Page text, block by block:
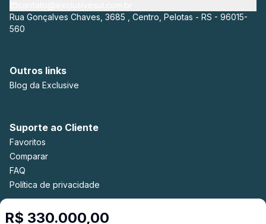
R$ 330.000,00
Rua Gonçalves Chaves, 3685 , Centro, Pelotas - RS - 96015-
560
Outros links
Blog da Exclusive
Suporte ao Cliente
Favoritos
Comparar
FAQ
Política de privacidade